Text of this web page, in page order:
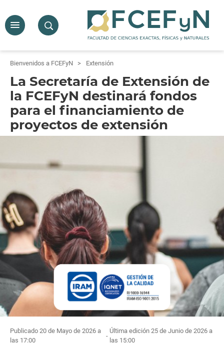
Bienvenidos a FCEFyN Extensión
La Secretaría de Extensión de
la FCEFyN destinará fondos
para el financiamiento de
proyectos de extensión
Publicado 20 de Mayo de 2026 a
las 17:00
-
Última edición 25 de Junio de 2026 a
las 15:00